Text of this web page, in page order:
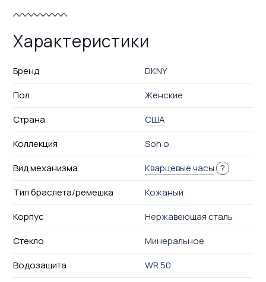
Характеристики
Бренд
DKNY
Пол
Женские
Страна
США
Коллекция
Soh o
Вид механизма
Кварцевые часы ?
Тип браслета/ремешка
Кожаный
Корпус
Нержавеющая сталь
Стекло
Минеральное
Водозащита
WR 50